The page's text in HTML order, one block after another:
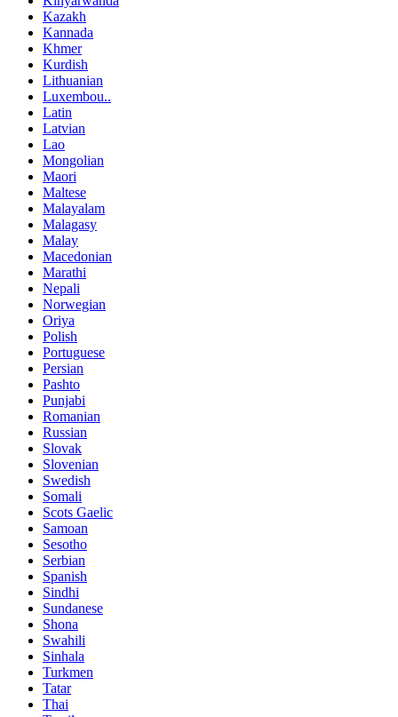
Kazakh
Kannada
Khmer
Kurdish
Lithuanian
Luxembou..
Latin
Latvian
Lao
Mongolian
Maori
Maltese
Malayalam
Malagasy
Malay
Macedonian
Marathi
Nepali
Norwegian
Oriya
Polish
Portuguese
Persian
Pashto
Punjabi
Romanian
Russian
Slovak
Slovenian
Swedish
Somali
Scots Gaelic
Samoan
Sesotho
Serbian
Spanish
Sindhi
Sundanese
Shona
Swahili
Sinhala
Turkmen
Tatar
Thai